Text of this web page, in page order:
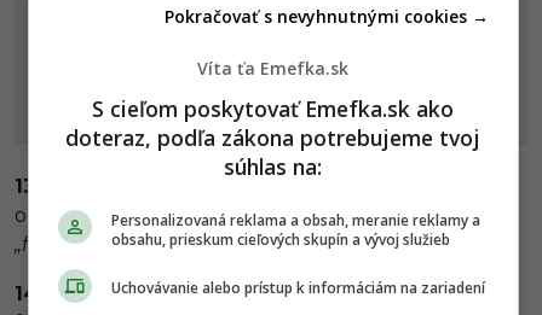
13. plot/plot –
oddelená plotom. V angličtine to nie je plot ale
„fence.“Anglický„plot“ je slovenská zápletka.
14. chips/čipsy –Posledný falošný kamarát je
Víta ťa Emefka.sk
S cieľom poskytovať Emefka.sk ako
doteraz, podľa zákona potrebujeme tvoj
súhlas na:
Personalizovaná reklama a obsah, meranie reklamy a
obsahu, prieskum cieľových skupín a vývoj služieb
Uchovávanie alebo prístup k informáciám na zariadení
Pokračovať s nevyhnutnými cookies →